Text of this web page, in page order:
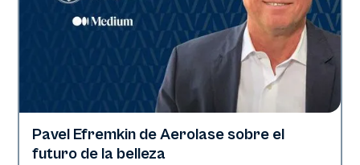
Industria
Pavel Efremkin de Aerolase sobre el
futuro de la belleza